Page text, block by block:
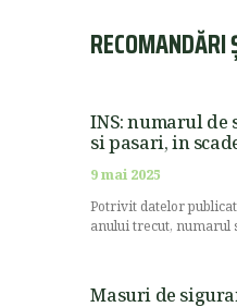
RECOMANDĂRI
INS: numarul
si pasari, in
9 mai 2025
Potrivit datelor
anului trecut,
Masuri de